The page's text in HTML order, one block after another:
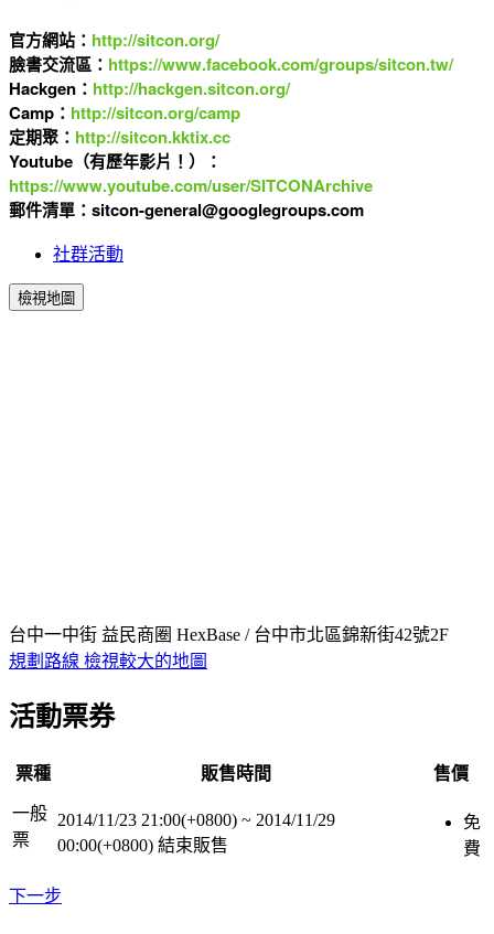
官方網站： http://sitcon.org/
臉書交流區： https://www.facebook.com/groups/sitcon.tw/
Hackgen： http://hackgen.sitcon.org/
Camp： http://sitcon.org/camp
定期聚： http://sitcon.kktix.cc
Youtube（有歷年影片！）：
https://www.youtube.com/user/SITCONArchive
郵件清單：sitcon-general@googlegroups.com
社群活動
檢視地圖
台中一中街 益民商圈 HexBase / 台中市北區錦新街42號2F
規劃路線 檢視較大的地圖
活動票券
票種 販售時間 售價
一般
票
2014/11/23 21:00(+0800) ~ 2014/11/29
00:00(+0800) 結束販售
免
費
下一步